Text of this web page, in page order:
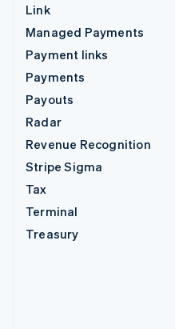
Link
Managed Payments
Payment links
Payments
Payouts
Radar
Revenue Recognition
Stripe Sigma
Tax
Terminal
Treasury